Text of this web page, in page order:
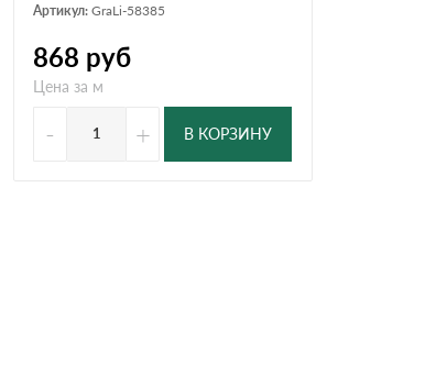
Артикул: GraLi-58385
868 руб
Цена за м
- + В КОРЗИНУ